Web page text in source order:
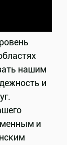
нашим
и
и